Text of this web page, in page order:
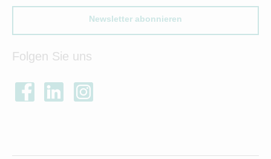
Newsletter abonnieren
Folgen Sie uns